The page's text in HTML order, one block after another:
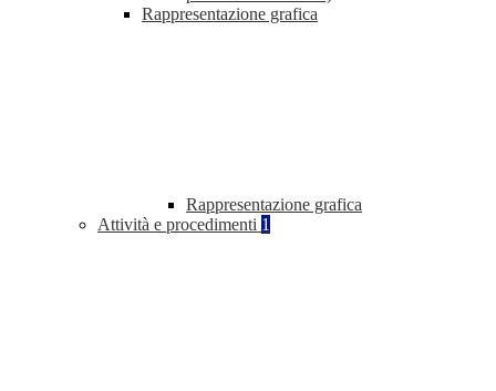
Rappresentazione grafica
Rappresentazione grafica
Attività e procedimenti 1